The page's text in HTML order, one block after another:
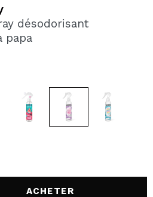
vous pourrez
vérifier l'état de vos
UN COMPTE
désodorisant
papa
ACHETER